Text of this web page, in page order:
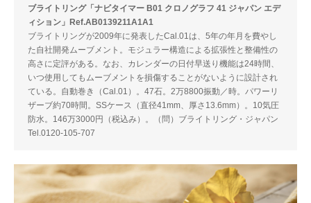
ブライトリング「ナビタイマー B01 クロノグラフ 41 ジャパン エデ
ィション」Ref.AB0139211A1A1
ブライトリングが2009年に発表したCal.01は、5年の年月を費やし
た自社開発ムーブメント。モジュラー構造による拡張性と整備性の
高さに定評がある。なお、カレンダーの日付早送り機能は24時間、
いつ使用してもムーブメントを損傷することがないように設計され
ている。自動巻き（Cal.01）。47石。2万8800振動／時。パワーリ
ザーブ約70時間。SSケース（直径41mm、厚さ13.6mm）。10気圧
防水。146万3000円（税込み）。（問）ブライトリング・ジャパン
Tel.0120-105-707